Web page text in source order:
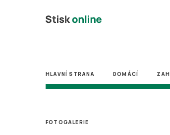
HLAVNÍ STRANA DOMÁCÍ
FOTOGALERIE